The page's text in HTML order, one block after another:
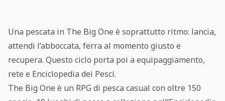
Una pescata in The Big One è soprattutto ritmo: lancia,
attendi l’abboccata, ferra al momento giusto e
recupera. Questo ciclo porta poi a equipaggiamento,
rete e Enciclopedia dei Pesci.
The Big One è un RPG di pesca casual con oltre 150